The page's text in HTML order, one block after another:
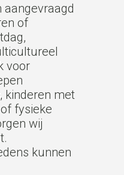
aangevraagd
of
voor
kinderen met
fysieke
wij
kunnen